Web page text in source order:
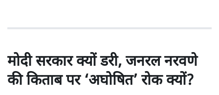
मोदी सरकार क्यों डरी, जनरल नरवणे
की किताब पर ‘अघोषित’ रोक क्यों?